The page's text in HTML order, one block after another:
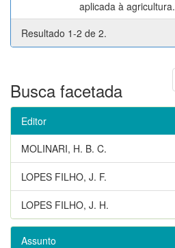
aplicada à agricultura.
Resultado 1-2 de 2.
Busca facetada
Editor
MOLINARI, H. B. C.
LOPES FILHO, J. F.
LOPES FILHO, J. H.
Assunto